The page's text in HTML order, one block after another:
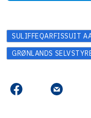
SULIFFEQARFISSUIT
GRØNLANDS